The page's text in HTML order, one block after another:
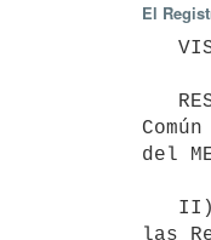
El
del
las